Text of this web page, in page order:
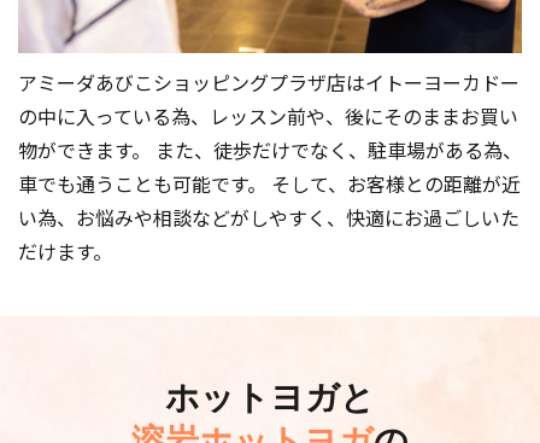
アミーダあびこショッピングプラザ店はイトーヨーカドー
の中に入っている為、レッスン前や、後にそのままお買い
物ができます。 また、徒歩だけでなく、駐車場がある為、
車でも通うことも可能です。 そして、お客様との距離が近
い為、お悩みや相談などがしやすく、快適にお過ごしいた
だけます。
ホットヨガと
【効果】
内臓から全身の血行促進、汗による美肌効果、
マイナスイオンなどによるリラクゼーション効
果
※「溶岩浴」はヨガのレッスンではありませ
ん。
※ヨガのレッスンをご希望の方は★がついてい
るレッスンをお選び下さい。
あびこショッピングプ 2026/08/08 16:30 -